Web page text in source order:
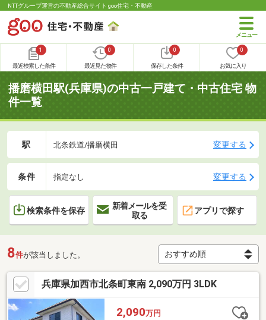
NTTグループ運営の不動産総合サイト goo住宅・不動産
1
最近検索した条件
0
最近見た物件
0
保存した条件
0
お気に入り
播磨横田駅(兵庫県)の中古一戸建て・中古住宅 物
件一覧
駅 北条鉄道/播磨横田 変更する
条件 指定なし 変更する
検索条件を保存
新着メールを受
取る
アプリで探す
8件が該当しました。
兵庫県加西市北条町東南 2,090万円 3LDK
2,090万円